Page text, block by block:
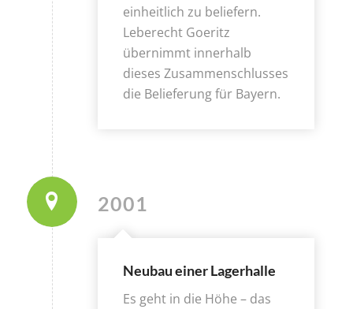
einheitlich zu beliefern.
Leberecht Goeritz
übernimmt innerhalb
dieses Zusammenschlusses
die Belieferung für Bayern.
2001
Neubau einer Lagerhalle
Es geht in die Höhe – das